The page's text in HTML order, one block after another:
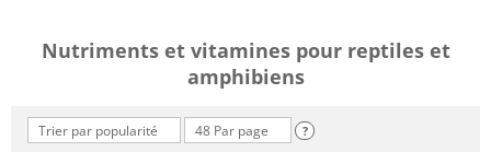
Nutriments et vitamines pour reptiles et
amphibiens
Trier par popularité 48 Par page ?